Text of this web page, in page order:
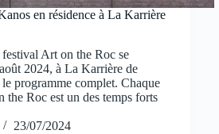
en résidence à La Karrière
Art on the Roc se
2024, à La Karrière de
programme complet. Chaque
the Roc est un des temps forts
23/07/2024